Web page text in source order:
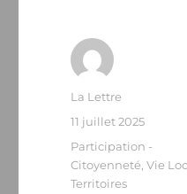
Auteur
La Lettre
Publié
11 juillet 2025
Catégories
Participation -
Citoyenneté ,Vie
Territoires